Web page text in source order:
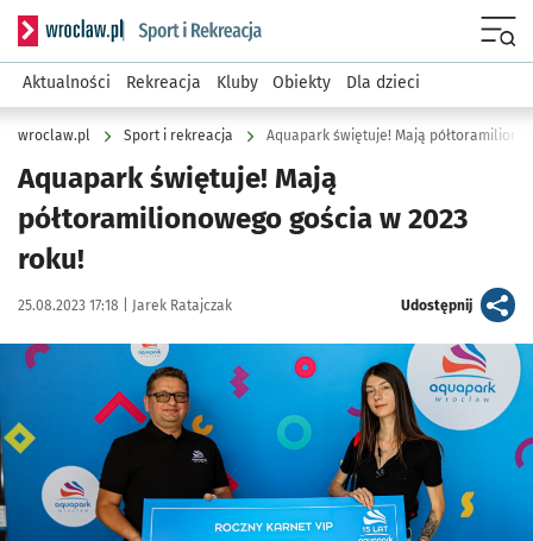
Serwis informacyjny wroclaw.pl podserwis: Sport i rekreacja
Aktualności Rekreacja Kluby Obiekty Dla dzieci
wroclaw.pl Sport i rekreacja Aquapark świętuje! Mają
Aquapark świętuje! Mają
półtoramilionowego gościa w 2023
roku!
Data publikacji:
25.08.2023 17:18 | Autor:
Jarek Ratajczak Udostępnijartykuł
Kliknij, aby powiększyć